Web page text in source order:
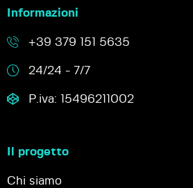
Informazioni
+39 379 151 5635
24/24 - 7/7
P.iva: 15496211002
Il progetto
Chi siamo